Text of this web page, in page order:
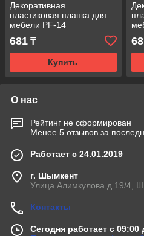
Декоративная
пластиковая планка для
мебели РF-14
681 ₸
Купить
О нас
Рейтинг не сформирован
Менее 5 отзывов за
Работает с 24.01.2019
г. Шымкент
Улица Алимкулова д.19/4,
Контакты
Сегодня работает с 09:00